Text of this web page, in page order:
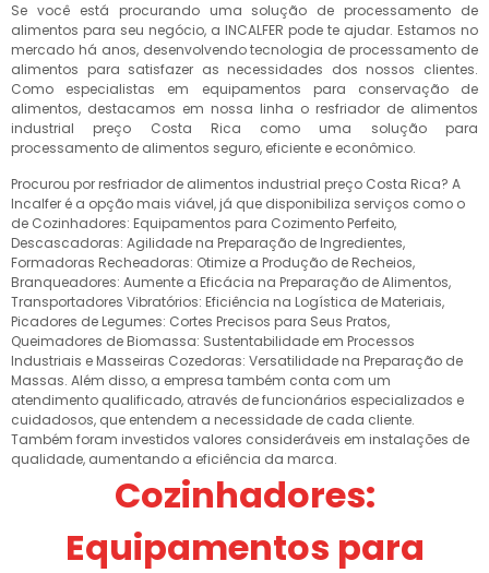
Se você está procurando uma solução de processamento de
alimentos para seu negócio, a INCALFER pode te ajudar. Estamos no
mercado há anos, desenvolvendo tecnologia de processamento de
alimentos para satisfazer as necessidades dos nossos clientes.
Como especialistas em equipamentos para conservação de
alimentos, destacamos em nossa linha o resfriador de alimentos
industrial preço Costa Rica como uma solução para
processamento de alimentos seguro, eficiente e econômico.
Procurou por resfriador de alimentos industrial preço Costa Rica? A
Incalfer é a opção mais viável, já que disponibiliza serviços como o
de Cozinhadores: Equipamentos para Cozimento Perfeito,
Descascadoras: Agilidade na Preparação de Ingredientes,
Formadoras Recheadoras: Otimize a Produção de Recheios,
Branqueadores: Aumente a Eficácia na Preparação de Alimentos,
Transportadores Vibratórios: Eficiência na Logística de Materiais,
Picadores de Legumes: Cortes Precisos para Seus Pratos,
Queimadores de Biomassa: Sustentabilidade em Processos
Industriais e Masseiras Cozedoras: Versatilidade na Preparação de
Massas. Além disso, a empresa também conta com um
atendimento qualificado, através de funcionários especializados e
cuidadosos, que entendem a necessidade de cada cliente.
Também foram investidos valores consideráveis em instalações de
qualidade, aumentando a eficiência da marca.
Cozinhadores:
Equipamentos para